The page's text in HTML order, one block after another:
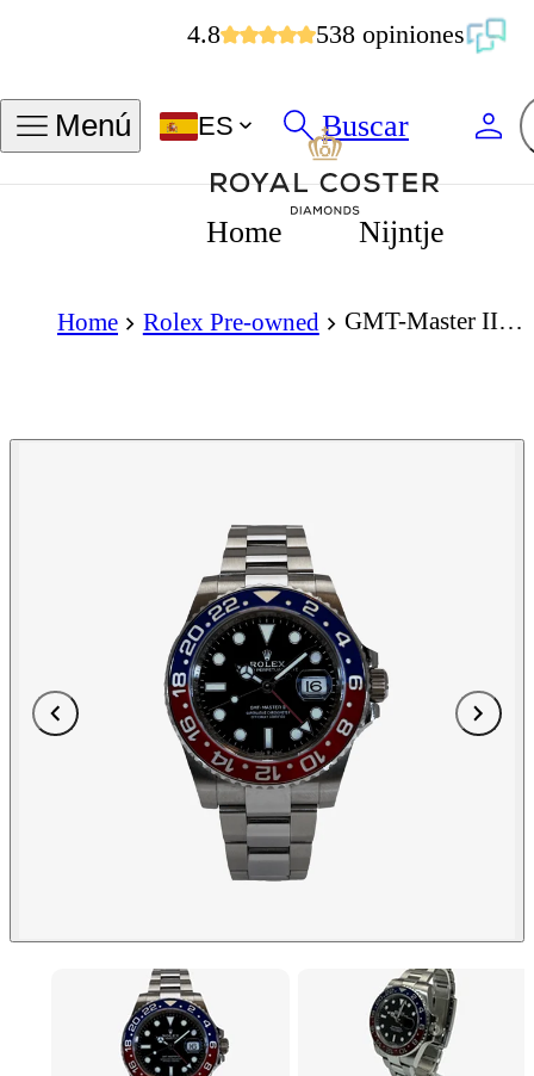
4.8 538 opiniones
Menú ES Buscar
Home Nijntje
Home Rolex Pre-owned GMT-Master II 126710BLRO 'Pepsi'